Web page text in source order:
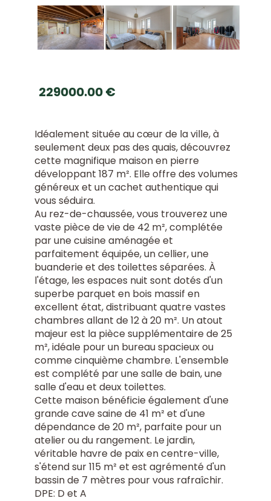
229000.00 €
Idéalement située au cœur de la ville, à
seulement deux pas des quais, découvrez
cette magnifique maison en pierre
développant 187 m². Elle offre des volumes
généreux et un cachet authentique qui
vous séduira.
Au rez-de-chaussée, vous trouverez une
vaste pièce de vie de 42 m², complétée
par une cuisine aménagée et
parfaitement équipée, un cellier, une
buanderie et des toilettes séparées. À
l'étage, les espaces nuit sont dotés d'un
superbe parquet en bois massif en
excellent état, distribuant quatre vastes
chambres allant de 12 à 20 m². Un atout
majeur est la pièce supplémentaire de 25
m², idéale pour un bureau spacieux ou
comme cinquième chambre. L'ensemble
est complété par une salle de bain, une
salle d'eau et deux toilettes.
Cette maison bénéficie également d'une
grande cave saine de 41 m² et d'une
dépendance de 20 m², parfaite pour un
atelier ou du rangement. Le jardin,
véritable havre de paix en centre-ville,
s'étend sur 115 m² et est agrémenté d'un
bassin de 7 mètres pour vous rafraîchir.
DPE: D et A